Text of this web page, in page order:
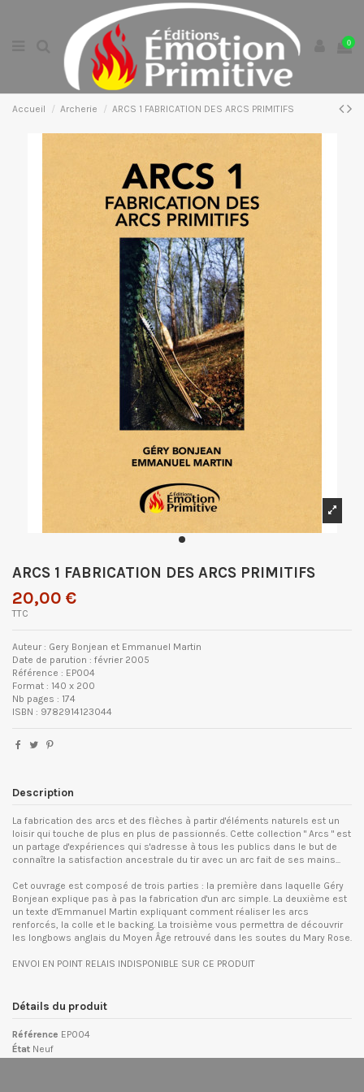
0
Accueil Archerie ARCS 1 FABRICATION DES ARCS PRIMITIFS
ARCS 1 FABRICATION DES ARCS PRIMITIFS
20,00 €
TTC
Auteur : Gery Bonjean et Emmanuel Martin
Date de parution : février 2005
Référence : EP004
Format : 140 x 200
Nb pages : 174
ISBN : 9782914123044
Description
La fabrication des arcs et des flèches à partir d'éléments naturels est un
loisir qui touche de plus en plus de passionnés. Cette collection " Arcs " est
un partage d'expériences qui s'adresse à tous les publics dans le but de
connaître la satisfaction ancestrale du tir avec un arc fait de ses mains...
Cet ouvrage est composé de trois parties : la première dans laquelle Géry
Bonjean explique pas à pas la fabrication d'un arc simple. La deuxième est
un texte d'Emmanuel Martin expliquant comment réaliser les arcs
renforcés, la colle et le backing. La troisième vous permettra de découvrir
les longbows anglais du Moyen Âge retrouvé dans les soutes du Mary Rose.
ENVOI EN POINT RELAIS INDISPONIBLE SUR CE PRODUIT
Détails du produit
Référence EP004
État Neuf